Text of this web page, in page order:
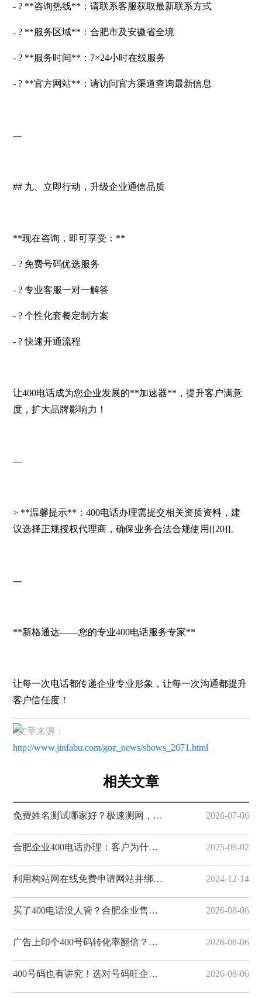
- ? **咨询热线**：请联系客服获取最新联系方式
- ? **服务区域**：合肥市及安徽省全境
- ? **服务时间**：7×24小时在线服务
- ? **官方网站**：请访问官方渠道查询最新信息
---
## 九、立即行动，升级企业通信品质
**现在咨询，即可享受：**
- ? 免费号码优选服务
- ? 专业客服一对一解答
- ? 个性化套餐定制方案
- ? 快速开通流程
让400电话成为您企业发展的**加速器**，提升客户满意
度，扩大品牌影响力！
---
> **温馨提示**：400电话办理需提交相关资质资料，建
议选择正规授权代理商，确保业务合法合规使用[[20]]。
---
**新格通达——您的专业400电话服务专家**
让每一次电话都传递企业专业形象，让每一次沟通都提升
客户信任度！
▸文章来源：
http://www.jinfabu.com/goz_news/shows_2671.html
相关文章
免费姓名测试哪家好？极速测网，一键解锁姓名隐藏寓意 2026-07-06
合肥企业400电话办理：客户为什么更愿意拨打400电话 2025-06-02
利用构站网在线免费申请网站并绑定域名 2024-12-14
买了400电话没人管？合肥企业售后避坑指南，构站网全程服务有保障 2026-08-06
广告上印个400号码转化率翻倍？合肥企业营销利器，构站网400电话助您获客 2026-08-06
400号码也有讲究！选对号码旺企业，合肥400电话选号攻略，构站网号码资源丰富 2026-08-06